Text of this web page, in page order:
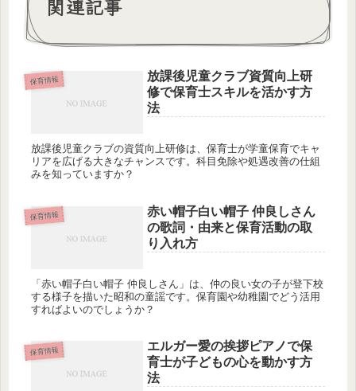
関連記事
保育情報
放課後児童クラブ資質向上研
修で保育士スキルを活かす方
法
放課後児童クラブの資質向上研修は、保育士が学童保育でキャ
リアを広げる大きなチャンスです。科目免除や処遇改善の仕組
みを知っていますか？
保育情報
赤い帽子白い帽子 仲良しさん
の歌詞・由来と保育活動の取
り入れ方
「赤い帽子白い帽子 仲良しさん」は、仲の良い女の子が登下校
する様子を描いた昭和の童謡です。保育園や幼稚園でどう活用
すればよいのでしょうか？
保育情報
エルガー愛の挨拶ピアノで保
育士が子どもの心を動かす方
法